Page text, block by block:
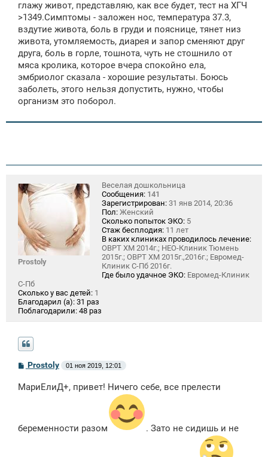
глажу живот, представляю, как все будет, тест на ХГЧ
>1349.Симптомы - заложен нос, температура 37.3,
вздутие живота, боль в груди и пояснице, тянет низ
живота, утомляемость, диарея и запор сменяют друг
друга, боль в горле, тошнота, чуть не стошнило от
мяса кролика, которое вчера спокойно ела,
эмбриолог сказала - хорошие результаты. Боюсь
заболеть, этого нельзя допустить, нужно, чтобы
организм это поборол.
Prostoly
Веселая дошкольница
Сообщения: 141
Зарегистрирован: 31 янв 2014, 20:36
Пол: Женский
Сколько попыток ЭКО: 5
Стаж бесплодия: 11 лет
В каких клиниках проводилось лечение:
ОВРТ ХМ 2014г.; НЕО-Клиник Тюмень
2015г.; ОВРТ ХМ 2015г.,2016г.; Евромед-
Клиник С-Пб 2016г.
Где было удачное ЭКО: Евромед-Клиник
С-Пб
Сколько у вас детей: 1
Благодарил (а): 31 раз
Поблагодарили: 48 раз
С
б
е
Prostoly 01 ноя 2019, 12:01
МариЕлиД+, привет! Ничего себе, все прелести
беременности разом . Зато не сидишь и не